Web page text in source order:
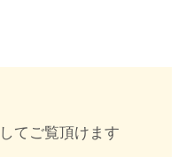
コロンファクト
てご覧頂けます